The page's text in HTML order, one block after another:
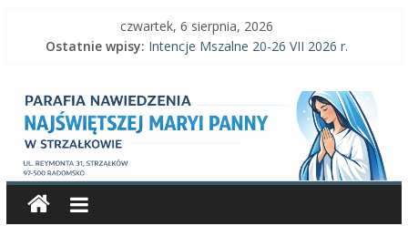
czwartek, 6 sierpnia, 2026
Ostatnie wpisy: Intencje Mszalne 20-26 VII 2026 r.
Intencje Mszalne 27 VII-2 VIII 2026 r.
Ogłoszenia parafialne 26 VII 2026 r.
Parafia
Nawiedzenia
Najświętszej